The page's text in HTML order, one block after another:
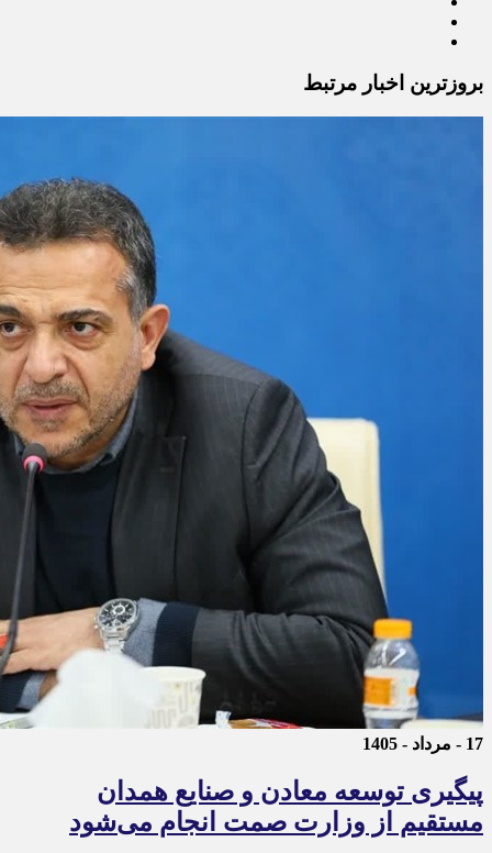
بروزترین اخبار مرتبط
17 - مرداد - 1405
پیگیری توسعه معادن و صنایع همدان
مستقیم از وزارت صمت انجام می‌شود